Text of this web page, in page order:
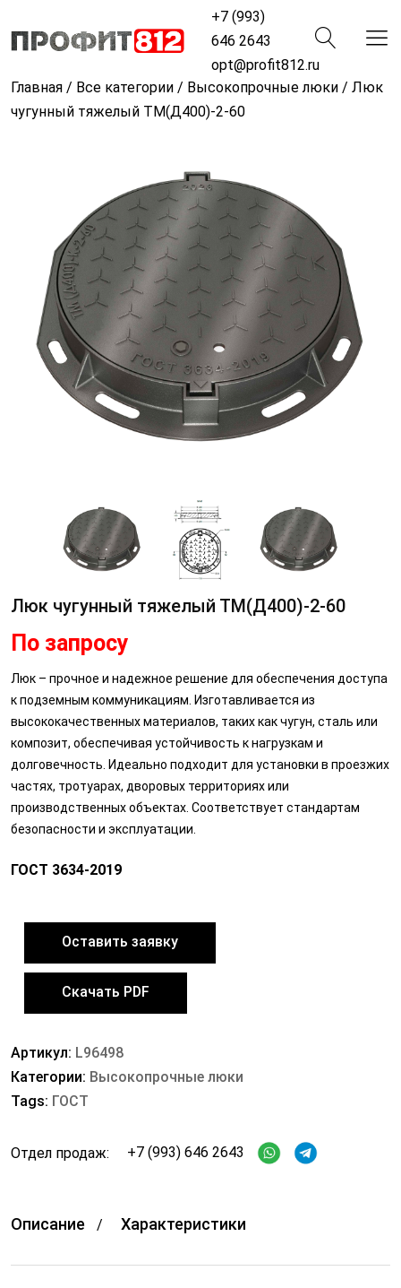
+7 (993)
646 2643
opt@profit812.ru
Главная / Все категории / Высокопрочные люки / Люк
чугунный тяжелый ТМ(Д400)-2-60
Люк чугунный тяжелый ТМ(Д400)-2-60
По запросу
Люк – прочное и надежное решение для обеспечения доступа
к подземным коммуникациям. Изготавливается из
высококачественных материалов, таких как чугун, сталь или
композит, обеспечивая устойчивость к нагрузкам и
долговечность. Идеально подходит для установки в проезжих
частях, тротуарах, дворовых территориях или
производственных объектах. Соответствует стандартам
безопасности и эксплуатации.
ГОСТ 3634-2019
Оставить заявку
Скачать PDF
Артикул: L96498
Категории: Высокопрочные люки
Tags: ГОСТ
Отдел продаж: +7 (993) 646 2643
Описание Характеристики